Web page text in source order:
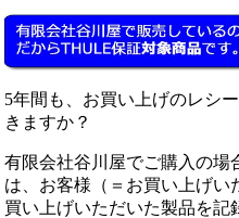
5年間も、お買い上げのレシ
きますか？
有限会社谷川屋でご購入の場
は、お客様（＝お買い上げい
買い上げいただいた製品を記